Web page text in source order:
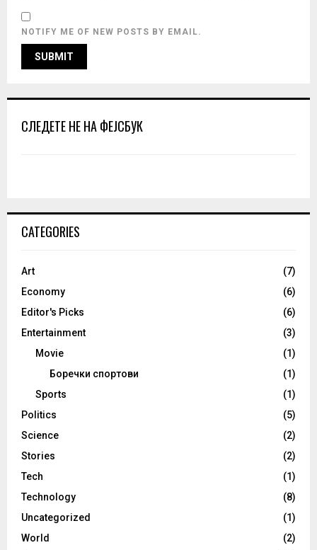
NOTIFY ME OF NEW POSTS BY EMAIL.
СЛЕДЕТЕ НЕ НА ФЕЈСБУК
CATEGORIES
Art
(7)
Economy
(6)
Editor's Picks
(6)
Entertainment
(3)
Movie
(1)
Боречки спортови
(1)
Sports
(1)
Politics
(5)
Science
(2)
Stories
(2)
Tech
(1)
Technology
(8)
Uncategorized
(1)
World
(2)